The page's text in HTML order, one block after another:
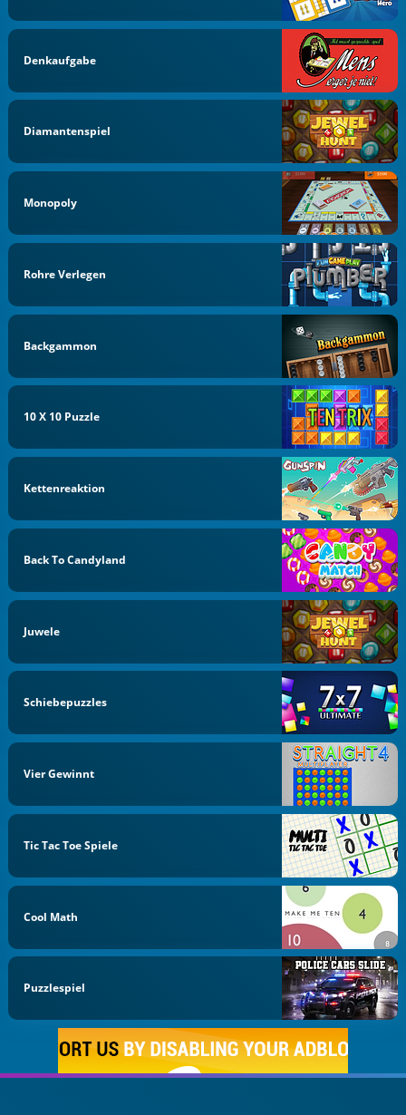
Denkaufgabe
Diamantenspiel
Monopoly
Rohre Verlegen
Backgammon
10 X 10 Puzzle
Kettenreaktion
Back To Candyland
Juwele
Schiebepuzzles
Vier Gewinnt
Tic Tac Toe Spiele
Cool Math
Puzzlespiel